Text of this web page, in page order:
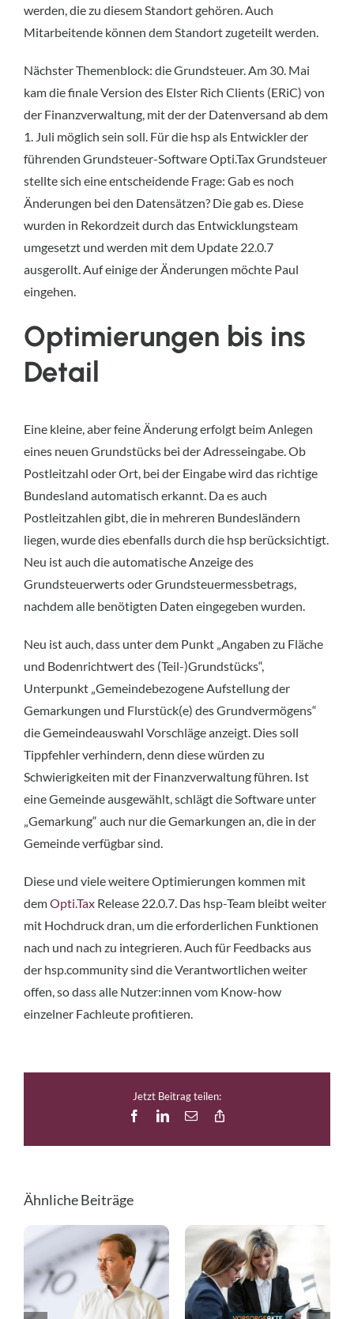
werden, die zu diesem Standort gehören. Auch
Mitarbeitende können dem Standort zugeteilt werden.
Nächster Themenblock: die Grundsteuer. Am 30. Mai
kam die finale Version des Elster Rich Clients (ERiC) von
der Finanzverwaltung, mit der der Datenversand ab dem
1. Juli möglich sein soll. Für die hsp als Entwickler der
führenden Grundsteuer-Software Opti.Tax Grundsteuer
stellte sich eine entscheidende Frage: Gab es noch
Änderungen bei den Datensätzen? Die gab es. Diese
wurden in Rekordzeit durch das Entwicklungsteam
umgesetzt und werden mit dem Update 22.0.7
ausgerollt. Auf einige der Änderungen möchte Paul
eingehen.
Optimierungen bis ins
Detail
Eine kleine, aber feine Änderung erfolgt beim Anlegen
eines neuen Grundstücks bei der Adresseingabe. Ob
Postleitzahl oder Ort, bei der Eingabe wird das richtige
Bundesland automatisch erkannt. Da es auch
Postleitzahlen gibt, die in mehreren Bundesländern
liegen, wurde dies ebenfalls durch die hsp berücksichtigt.
Neu ist auch die automatische Anzeige des
Grundsteuerwerts oder Grundsteuermessbetrags,
nachdem alle benötigten Daten eingegeben wurden.
Neu ist auch, dass unter dem Punkt „Angaben zu Fläche
und Bodenrichtwert des (Teil-)Grundstücks“,
Unterpunkt „Gemeindebezogene Aufstellung der
Gemarkungen und Flurstück(e) des Grundvermögens“
die Gemeindeauswahl Vorschläge anzeigt. Dies soll
Tippfehler verhindern, denn diese würden zu
Schwierigkeiten mit der Finanzverwaltung führen. Ist
eine Gemeinde ausgewählt, schlägt die Software unter
„Gemarkung“ auch nur die Gemarkungen an, die in der
Gemeinde verfügbar sind.
Diese und viele weitere Optimierungen kommen mit
demOpti.Tax Release 22.0.7. Das hsp-Team bleibt weiter
mit Hochdruck dran, um die erforderlichen Funktionen
nach und nach zu integrieren. Auch für Feedbacks aus
der hsp.community sind die Verantwortlichen weiter
offen, so dass alle Nutzer:innen vom Know-how
einzelner Fachleute profitieren.
Jetzt Beitrag teilen:
FacebookLinkedIn
E-
Ähnliche Beiträge